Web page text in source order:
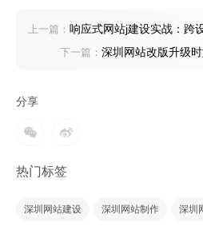
分享
热门标签
深圳网站建设 深圳网站制作 深圳
上一篇： 响应式网站j建设实战：跨
度优化方案
下一篇： 深圳网站改版升级